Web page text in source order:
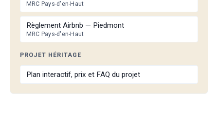
MRC Pays-d'en-Haut
Règlement Airbnb — Piedmont
MRC Pays-d'en-Haut
PROJET HÉRITAGE
Plan interactif, prix et FAQ du projet